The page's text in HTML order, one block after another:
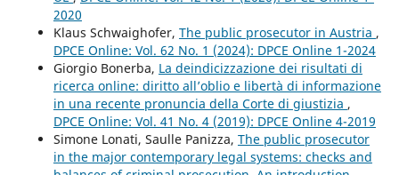
2020
Klaus Schwaighofer, The public prosecutor in Austria ,
DPCE Online: Vol. 62 No. 1 (2024): DPCE Online 1-2024
Giorgio Bonerba, La deindicizzazione dei risultati di
ricerca online: diritto all’oblio e libertà di informazione
in una recente pronuncia della Corte di giustizia ,
DPCE Online: Vol. 41 No. 4 (2019): DPCE Online 4-2019
Simone Lonati, Saulle Panizza, The public prosecutor
in the major contemporary legal systems: checks and